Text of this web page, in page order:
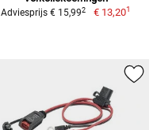
Adviesprijs € 15,992 € 13,201